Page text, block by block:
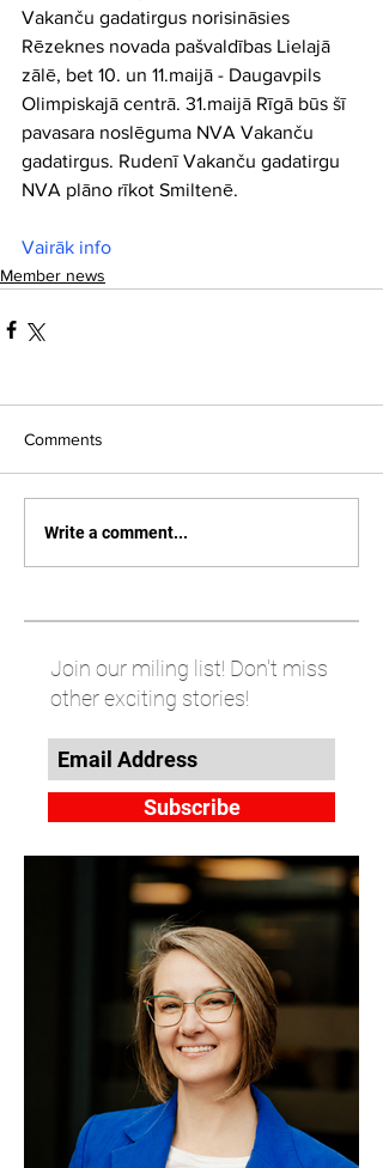
Vakanču gadatirgus norisināsies
Rēzeknes novada pašvaldības Lielajā
zālē, bet 10. un 11.maijā - Daugavpils
Olimpiskajā centrā. 31.maijā Rīgā būs šī
pavasara noslēguma NVA Vakanču
gadatirgus. Rudenī Vakanču gadatirgu
NVA plāno rīkot Smiltenē.
Vairāk info
Member news
Comments
Write a comment...
Join our miling list! Don't miss
other exciting stories!
Subscribe